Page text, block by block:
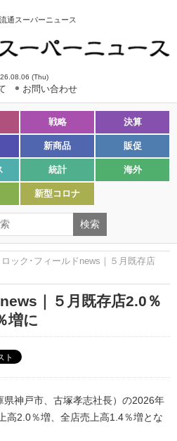
流通スーパーニュース
(Thu)
お問い合わせ
戦略 決算
新商品 販促
統計 海外
新型コロナ
ック･フィールドnews｜５月既存店
｜５月既存店2.0％
増に
神戸市、古塚孝志社長）の2026年
高2.0％増、全店売上高1.4％増とな